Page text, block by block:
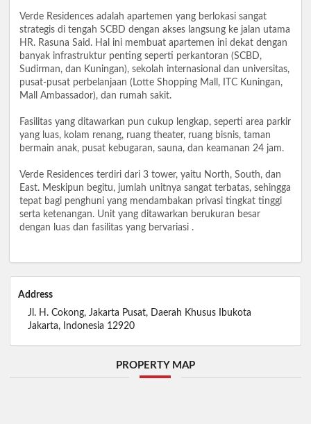
Verde Residences adalah apartemen yang berlokasi sangat
strategis di tengah SCBD dengan akses langsung ke jalan utama
HR. Rasuna Said. Hal ini membuat apartemen ini dekat dengan
banyak infrastruktur penting seperti perkantoran (SCBD,
Sudirman, dan Kuningan), sekolah internasional dan universitas,
pusat-pusat perbelanjaan (Lotte Shopping Mall, ITC Kuningan,
Mall Ambassador), dan rumah sakit.
Fasilitas yang ditawarkan pun cukup lengkap, seperti area parkir
yang luas, kolam renang, ruang theater, ruang bisnis, taman
bermain anak, pusat kebugaran, sauna, dan keamanan 24 jam.
Verde Residences terdiri dari 3 tower, yaitu North, South, dan
East. Meskipun begitu, jumlah unitnya sangat terbatas, sehingga
tepat bagi penghuni yang mendambakan privasi tingkat tinggi
serta ketenangan. Unit yang ditawarkan berukuran besar
dengan luas dan fasilitas yang bervariasi .
Address
Jl. H. Cokong, Jakarta Pusat, Daerah Khusus Ibukota
Jakarta, Indonesia 12920
PROPERTY MAP